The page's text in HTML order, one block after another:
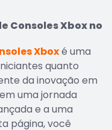
Consoles Xbox no
Xboxé uma
quanto
da inovação em
uma jornada
e a uma
página, você